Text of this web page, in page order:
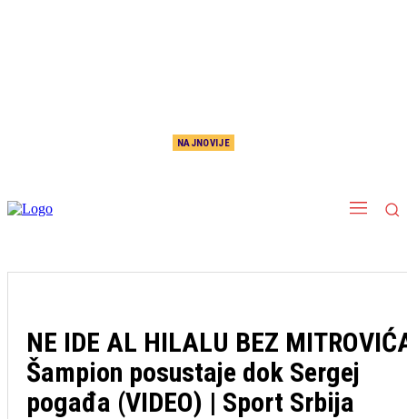
NAJNOVIJE
NE IDE AL HILALU BEZ
Šampion posustaje dok Sergej
pogađa (VIDEO) | Sport Srbija